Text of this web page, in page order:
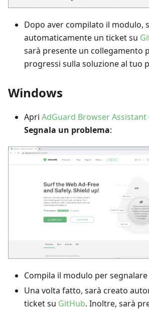
Dopo aver compilato il modulo,
automaticamente un ticket su
sarà presente un collegamento
progressi sulla soluzione al tuo
Windows
Apri AdGuard Browser Assistant
Segnala un problema:
Compila il modulo per
Una volta fatto, sarà creato
ticket su GitHub. Inoltre, sarà